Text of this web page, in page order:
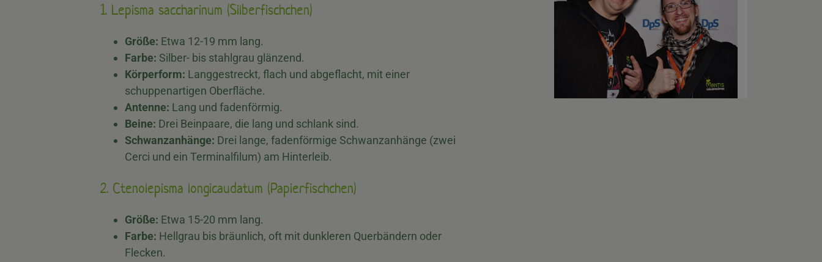
1. Lepisma saccharinum (Silberfischchen)
Größe: Etwa 12-19 mm lang.
Farbe: Silber- bis stahlgrau glänzend.
Körperform: Langgestreckt, flach und abgeflacht, mit einer
schuppenartigen Oberfläche.
Antenne: Lang und fadenförmig.
Beine: Drei Beinpaare, die lang und schlank sind.
Schwanzanhänge: Drei lange, fadenförmige Schwanzanhänge (zwei
Cerci und ein Terminalfilum) am Hinterleib.
2. Ctenolepisma longicaudatum (Papierfischchen)
Größe: Etwa 15-20 mm lang.
Farbe: Hellgrau bis bräunlich, oft mit dunkleren Querbändern oder
Flecken.